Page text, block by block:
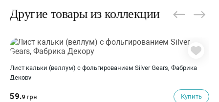
Другие товары из коллекции
Лист кальки (веллум) с фольгированием Silver Gears, Фабрика
Декору
59.9 грн Купить